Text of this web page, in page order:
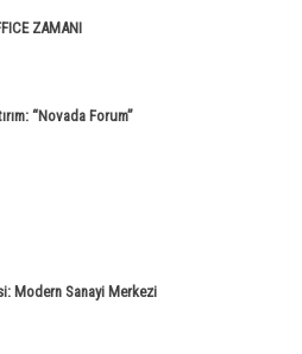
ZAMANI
“Novada Forum”
Modern Sanayi Merkezi